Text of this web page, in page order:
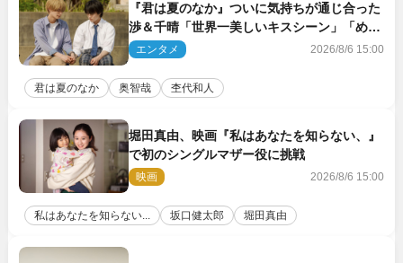
『君は夏のなか』ついに気持ちが通じ合った
渉＆千晴「世界一美しいキスシーン」「めっ
ちゃキュン」反響続々
エンタメ 2026/8/6 15:00
君は夏のなか 奥智哉 杢代和人
堀田真由、映画『私はあなたを知らない、』
で初のシングルマザー役に挑戦
映画 2026/8/6 15:00
私はあなたを知らない... 坂口健太郎 堀田真由